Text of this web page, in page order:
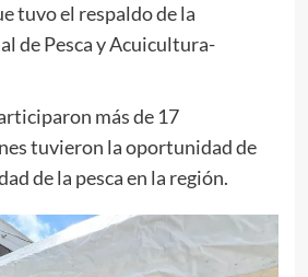
tuvo el respaldo de la
de Pesca y Acuicultura-
más de 17
tuvieron la oportunidad de
de la pesca en la región.